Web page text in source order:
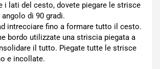
i lati del cesto, dovete piegare le strisce
di 90 gradi.
intrecciare fino a formare tutto il cesto.
bordo utilizzate una striscia piegata a
il tutto. Piegate tutte le strisce
e incollate.